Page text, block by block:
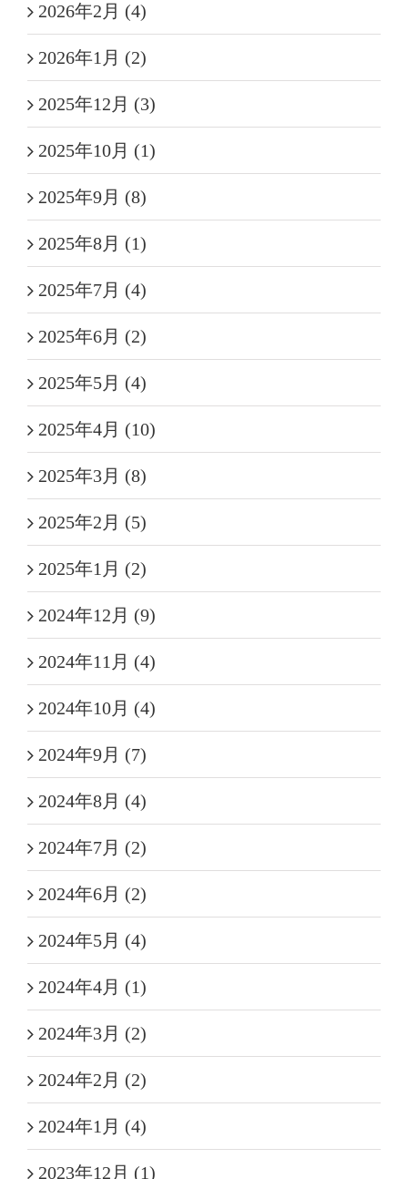
2026年2月 (4)
2026年1月 (2)
2025年12月 (3)
2025年10月 (1)
2025年9月 (8)
2025年8月 (1)
2025年7月 (4)
2025年6月 (2)
2025年5月 (4)
2025年4月 (10)
2025年3月 (8)
2025年2月 (5)
2025年1月 (2)
2024年12月 (9)
2024年11月 (4)
2024年10月 (4)
2024年9月 (7)
2024年8月 (4)
2024年7月 (2)
2024年6月 (2)
2024年5月 (4)
2024年4月 (1)
2024年3月 (2)
2024年2月 (2)
2024年1月 (4)
2023年12月 (1)